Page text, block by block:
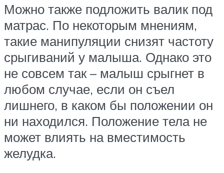
Можно также подложить валик под
матрас. По некоторым мнениям,
такие манипуляции снизят частоту
срыгиваний у малыша. Однако это
не совсем так – малыш срыгнет в
любом случае, если он съел
лишнего, в каком бы положении он
ни находился. Положение тела не
может влиять на вместимость
желудка.